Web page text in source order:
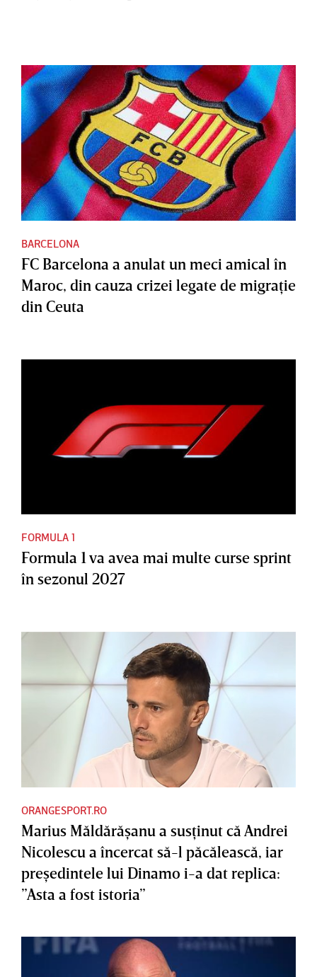
BARCELONA
FC Barcelona a anulat un meci amical în
Maroc, din cauza crizei legate de migraţie
din Ceuta
FORMULA 1
Formula 1 va avea mai multe curse sprint
în sezonul 2027
ORANGESPORT.RO
Marius Măldărăşanu a susţinut că Andrei
Nicolescu a încercat să-l păcălească, iar
preşedintele lui Dinamo i-a dat replica:
”Asta a fost istoria”